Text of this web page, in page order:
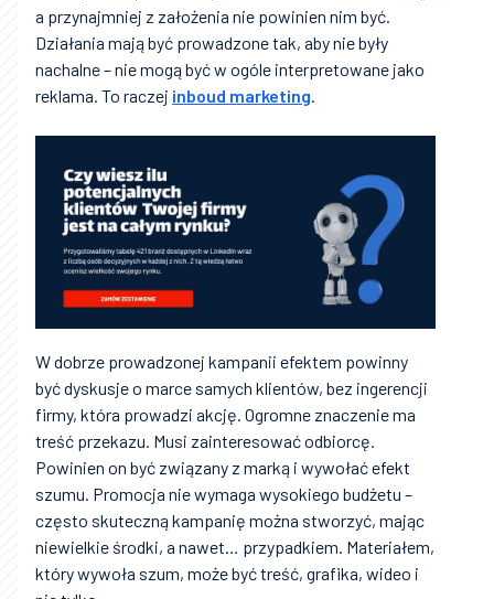
a przynajmniej z założenia nie powinien nim być.
Działania mają być prowadzone tak, aby nie były
nachalne – nie mogą być w ogóle interpretowane jako
reklama. To raczej inboud marketing
W dobrze prowadzonej kampanii efektem powinny
być dyskusje o marce samych klientów, bez ingerencji
firmy, która prowadzi akcję. Ogromne znaczenie ma
treść przekazu. Musi zainteresować odbiorcę.
Powinien on być związany z marką i wywołać efekt
szumu. Promocja nie wymaga wysokiego budżetu –
często skuteczną kampanię można stworzyć, mając
niewielkie środki, a nawet… przypadkiem. Materiałem,
który wywoła szum, może być treść, grafika, wideo i